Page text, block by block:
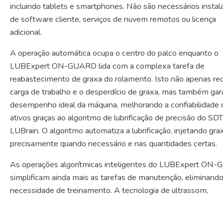
incluindo tablets e smartphones. Não são necessários
de software cliente, serviços de nuvem remotos ou licença
adicional.
A operação automática ocupa o centro do palco enquanto o
LUBExpert ON-GUARD lida com a complexa tarefa de
reabastecimento de graxa do rolamento. Isto não apenas
carga de trabalho e o desperdício de graxa, mas também
desempenho ideal da máquina, melhorando a confiabilidade
ativos graças ao algoritmo de lubrificação de precisão do SDT
LUBrain. O algoritmo automatiza a lubrificação, injetando
precisamente quando necessário e nas quantidades certas.
As operações algorítmicas inteligentes do LUBExpert ON-
simplificam ainda mais as tarefas de manutenção,
necessidade de treinamento. A tecnologia de ultrassom,